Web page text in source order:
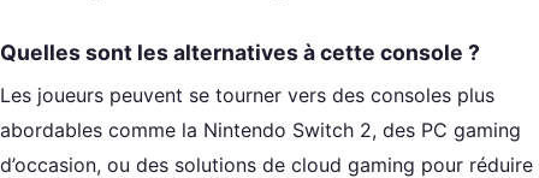
Quelles sont les alternatives à cette console ?
Les joueurs peuvent se tourner vers des consoles plus
abordables comme la Nintendo Switch 2, des PC gaming
d’occasion, ou des solutions de cloud gaming pour réduire